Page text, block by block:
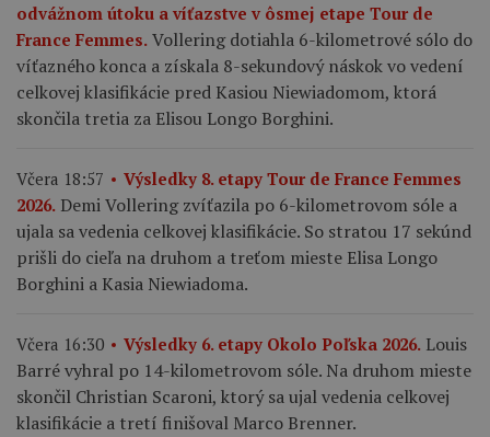
odvážnom útoku a víťazstve v ôsmej etape Tour de
France Femmes. Vollering dotiahla 6-kilometrové sólo do
víťazného konca a získala 8-sekundový náskok vo vedení
celkovej klasifikácie pred Kasiou Niewiadomom, ktorá
skončila tretia za Elisou Longo Borghini.
Včera 18:57
Výsledky 8. etapy Tour de France Femmes
2026. Demi Vollering zvíťazila po 6-kilometrovom sóle a
ujala sa vedenia celkovej klasifikácie. So stratou 17 sekúnd
prišli do cieľa na druhom a treťom mieste Elisa Longo
Borghini a Kasia Niewiadoma.
Včera 16:30 Výsledky 6. etapy Okolo Poľska 2026. Louis
Barré vyhral po 14-kilometrovom sóle. Na druhom mieste
skončil Christian Scaroni, ktorý sa ujal vedenia celkovej
klasifikácie a tretí finišoval Marco Brenner.